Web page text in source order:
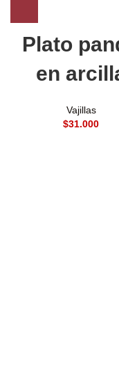
Plato
en
Vajillas
$